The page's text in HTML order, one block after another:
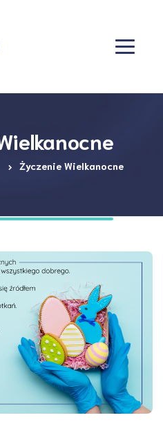
Życzenie Wielkanocne